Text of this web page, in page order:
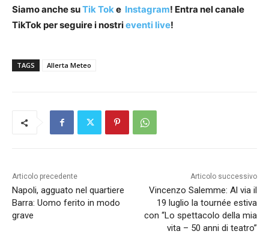
Siamo anche suTik Toke Instagram! Entra nel canale
TikTok per seguire i nostrieventi live!
TAGS Allerta Meteo
Articolo precedente
Napoli, agguato nel quartiere
Barra: Uomo ferito in modo
grave
Articolo successivo
Vincenzo Salemme: Al via il
19 luglio la tournée estiva
con “Lo spettacolo della mia
vita – 50 anni di teatro”